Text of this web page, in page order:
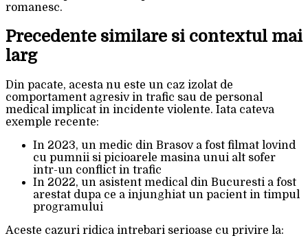
romanesc.
Precedente similare si contextul mai
larg
Din pacate, acesta nu este un caz izolat de
comportament agresiv in trafic sau de personal
medical implicat in incidente violente. Iata cateva
exemple recente:
In 2023, un medic din Brasov a fost filmat lovind
cu pumnii si picioarele masina unui alt sofer
intr-un conflict in trafic
In 2022, un asistent medical din Bucuresti a fost
arestat dupa ce a injunghiat un pacient in timpul
programului
Aceste cazuri ridica intrebari serioase cu privire la: